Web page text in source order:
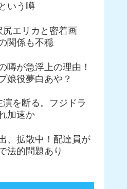
いう噂
エリカと密着画
関係も不穏
噂が急浮上の理由！
娘役夢白あや？
を断る。フジドラ
加速か
、拡散中！配達員が
法的問題あり